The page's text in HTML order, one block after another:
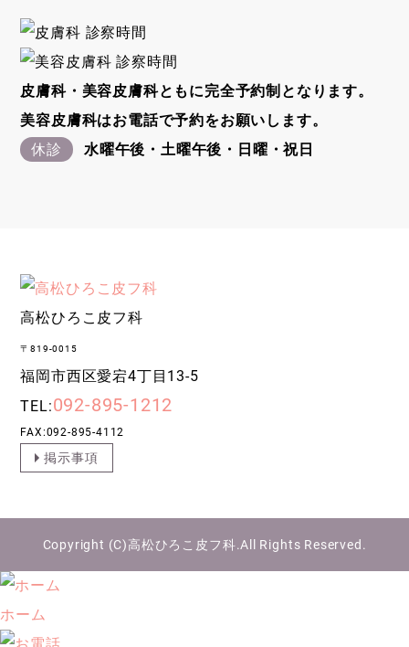
皮膚科・美容皮膚科ともに完全予約制となります。
美容皮膚科はお電話で予約をお願いします。
休診
水曜午後・土曜午後・日曜・祝日
高松ひろこ皮フ科
〒819-0015
福岡市西区愛宕4丁目13-5
TEL:092-895-1212
FAX:092-895-4112
掲示事項
Copyright (C)高松ひろこ皮フ科.All Rights Reserved.
ホーム